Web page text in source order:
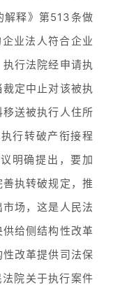
解释》第513条做
业法人符合企业
行法院经申请执
定中止对该被执
送被执行人住所
行转破产衔接程
明确提出，要加
执转破规定，推
场，这是人民法
给侧结构性改革
改革提供司法保
院关于执行案件